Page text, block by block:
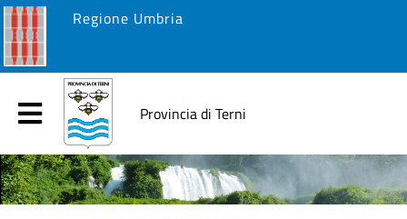
Regione Umbria
Provincia di Terni